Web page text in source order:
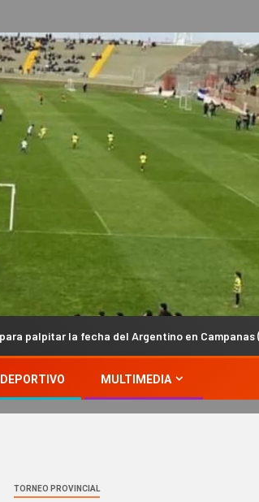
Argentino en Campanas (VIDEO)
MULTIMEDIA
TORNEO PROVINCIAL